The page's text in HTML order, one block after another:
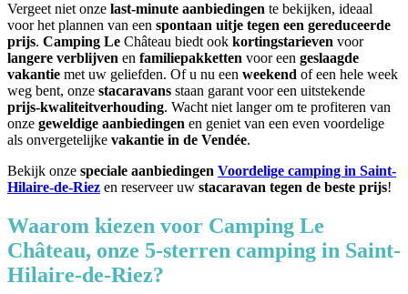
Vergeet niet onze last-minute aanbiedingen te bekijken, ideaal
voor het plannen van een spontaan uitje tegen een gereduceerde
prijs. Camping Le Château biedt ook kortingstarieven voor
langere verblijven en familiepakketten voor een geslaagde
vakantie met uw geliefden. Of u nu een weekend of een hele week
weg bent, onze stacaravans staan garant voor een uitstekende
prijs-kwaliteitverhouding. Wacht niet langer om te profiteren van
onze geweldige aanbiedingen en geniet van een even voordelige
als onvergetelijke vakantie in de Vendée.
Bekijk onze speciale aanbiedingen Voordelige camping in Saint-
Hilaire-de-Riez en reserveer uw stacaravan tegen de beste prijs!
Waarom kiezen voor Camping Le
Château, onze 5-sterren camping in Saint-
Hilaire-de-Riez?